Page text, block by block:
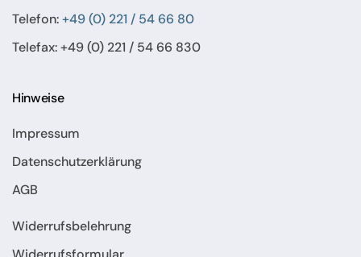
Telefon:+49 (0) 221 / 54 66 80
Telefax: +49 (0) 221 / 54 66 830
Hinweise
Impressum
Datenschutzerklärung
AGB
Widerrufsbelehrung